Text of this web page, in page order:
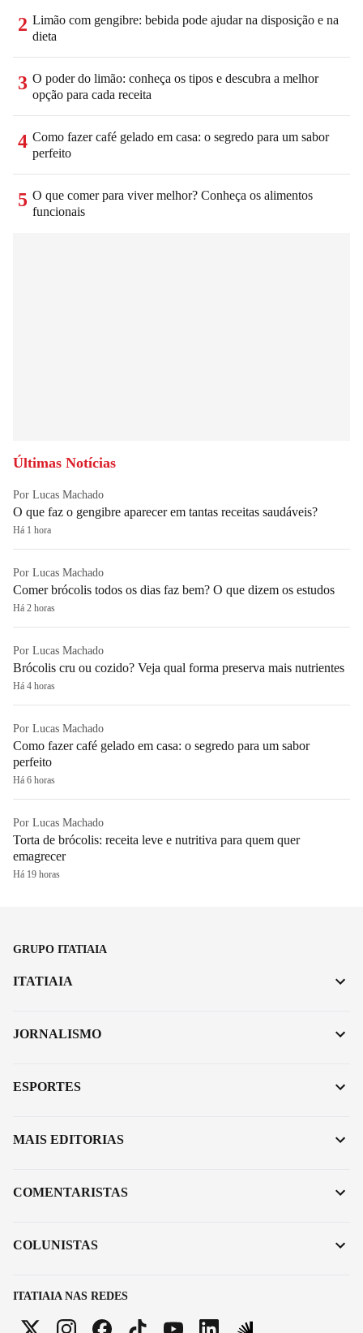
2 Limão com gengibre: bebida pode ajudar na disposição e na
dieta
3 O poder do limão: conheça os tipos e descubra a melhor
opção para cada receita
4 Como fazer café gelado em casa: o segredo para um sabor
perfeito
5 O que comer para viver melhor? Conheça os alimentos
funcionais
Últimas Notícias
Por Lucas Machado
O que faz o gengibre aparecer em tantas receitas saudáveis?
Há 1 hora
Por Lucas Machado
Comer brócolis todos os dias faz bem? O que dizem os estudos
Há 2 horas
Por Lucas Machado
Brócolis cru ou cozido? Veja qual forma preserva mais nutrientes
Há 4 horas
Por Lucas Machado
Como fazer café gelado em casa: o segredo para um sabor
perfeito
Há 6 horas
Por Lucas Machado
Torta de brócolis: receita leve e nutritiva para quem quer
emagrecer
Há 19 horas
GRUPO ITATIAIA
ITATIAIA NAS REDES
ITATIAIA
JORNALISMO
ESPORTES
MAIS EDITORIAS
COMENTARISTAS
COLUNISTAS